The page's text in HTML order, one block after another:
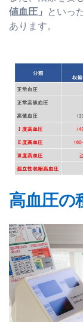
値血圧」 といった
あります。
高血圧の